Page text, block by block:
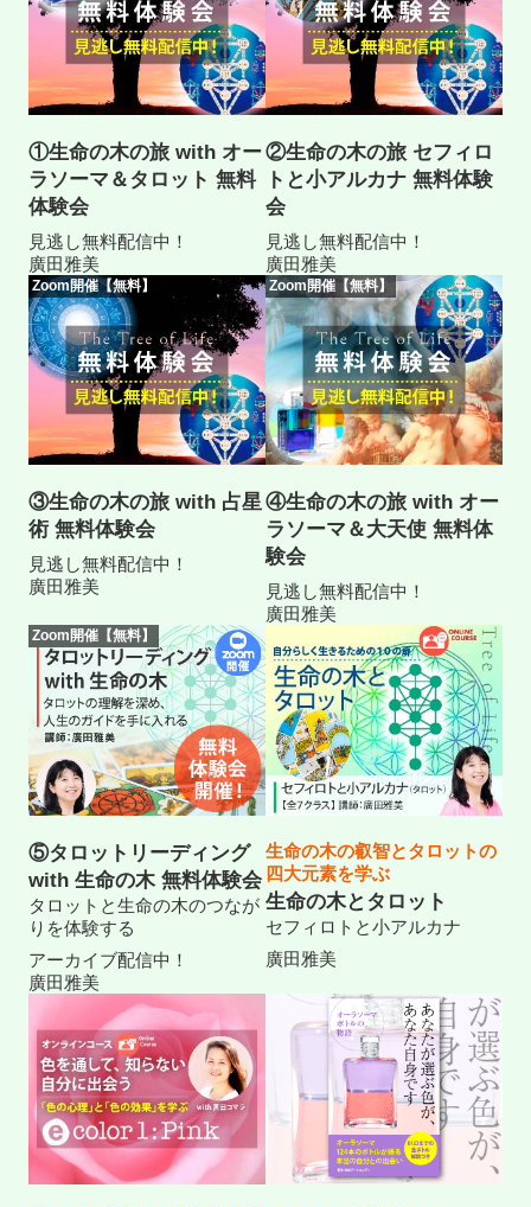
①生命の木の旅 with オー
ラソーマ＆タロット 無料
体験会
見逃し無料配信中！
廣田雅美
②生命の木の旅 セフィロ
トと小アルカナ 無料体験
会
見逃し無料配信中！
廣田雅美
Zoom開催【無料】
③生命の木の旅 with 占星
術 無料体験会
見逃し無料配信中！
廣田雅美
Zoom開催【無料】
④生命の木の旅 with オー
ラソーマ＆大天使 無料体
験会
見逃し無料配信中！
廣田雅美
Zoom開催【無料】
⑤タロットリーディング
with 生命の木 無料体験会
タロットと生命の木のつなが
りを体験する
アーカイブ配信中！
廣田雅美
生命の木の叡智とタロットの
四大元素を学ぶ
生命の木とタロット
セフィロトと小アルカナ
廣田雅美